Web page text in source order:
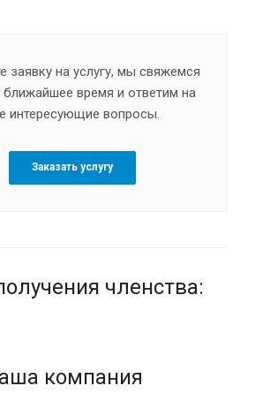
заявку на услугу, мы свяжемся
ближайшее время и ответим на
интересующие вопросы.
Заказать услугу
членства:
компания